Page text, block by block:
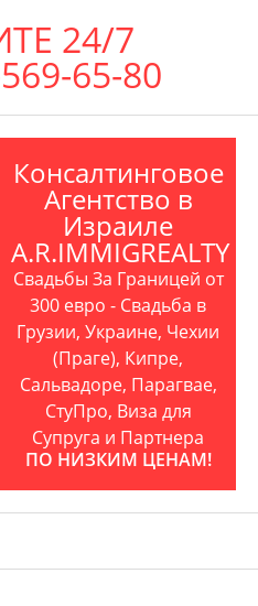
24/7
65-80
Консалтинговое
Агентство в
Израиле
A.R.IMMIGREALTY
Свадьбы За Границей от
300 евро - Свадьба в
Грузии, Украине, Чехии
(Праге), Кипре,
Сальвадоре, Парагвае,
СтуПро, Виза для
Супруга и Партнера
ПО НИЗКИМ ЦЕНАМ!